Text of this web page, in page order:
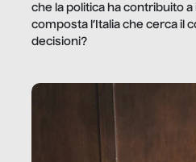
che la politica ha contribuito a
composta l’Italia che cerca il
decisioni?